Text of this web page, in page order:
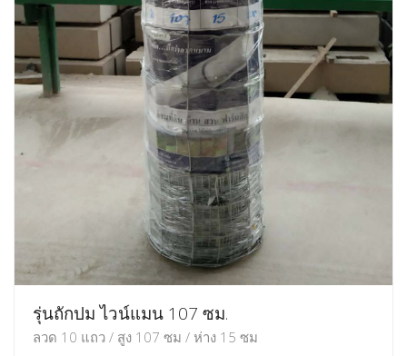
รุ่นถักปม ไวน์แมน 107 ซม.
ลวด 10 แถว / สูง 107 ซม / ห่าง 15 ซม